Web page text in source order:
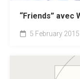
“Friends” avec
5 February 2015